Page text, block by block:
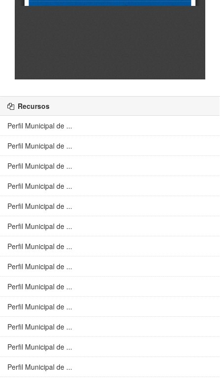
Recursos
Perfil Municipal de ...
Perfil Municipal de ...
Perfil Municipal de ...
Perfil Municipal de ...
Perfil Municipal de ...
Perfil Municipal de ...
Perfil Municipal de ...
Perfil Municipal de ...
Perfil Municipal de ...
Perfil Municipal de ...
Perfil Municipal de ...
Perfil Municipal de ...
Perfil Municipal de ...